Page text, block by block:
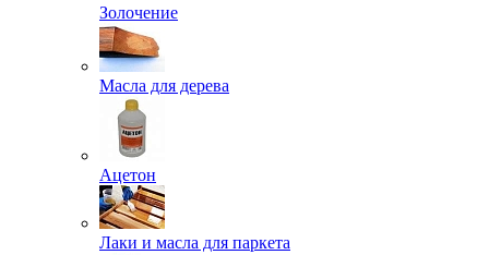
Золочение
Масла для дерева
Ацетон
Лаки и масла для паркета